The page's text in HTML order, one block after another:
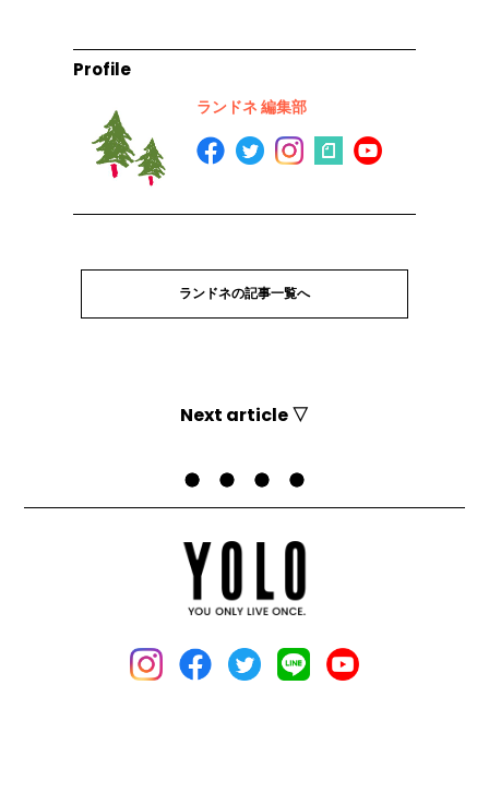
Profile
ランドネ 編集部
ランドネの記事一覧へ
Next article ▽